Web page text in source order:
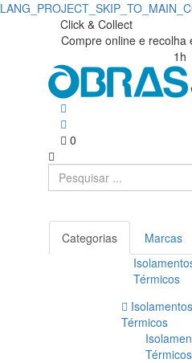
Click & Collect
Compre online e recolha
1h
0
Categorias Marcas
Térmicos
Isolamentos
Térmicos
Térmicos